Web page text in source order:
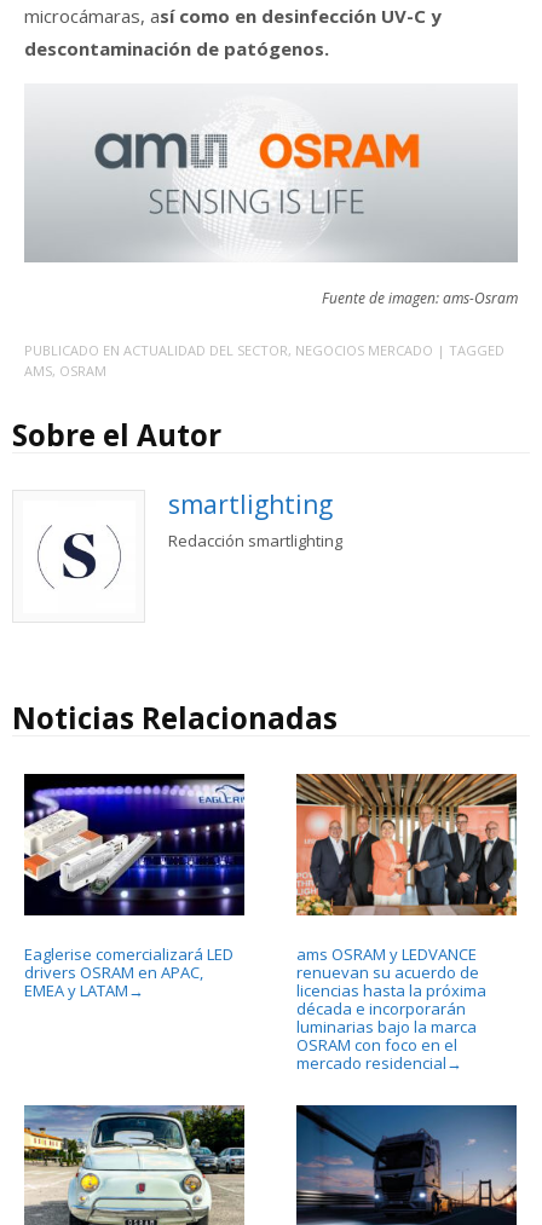
microcámaras, así como en desinfección UV-C y
descontaminación de patógenos.
Fuente de imagen: ams-Osram
PUBLICADO EN ACTUALIDAD DEL SECTOR, NEGOCIOS MERCADO | TAGGED
AMS, OSRAM
Sobre el Autor
smartlighting
Redacción smartlighting
Noticias Relacionadas
Eaglerise comercializará LED
drivers OSRAM en APAC,
EMEA y LATAM →
ams OSRAM y LEDVANCE
renuevan su acuerdo de
licencias hasta la próxima
década e incorporarán
luminarias bajo la marca
OSRAM con foco en el
mercado residencial →